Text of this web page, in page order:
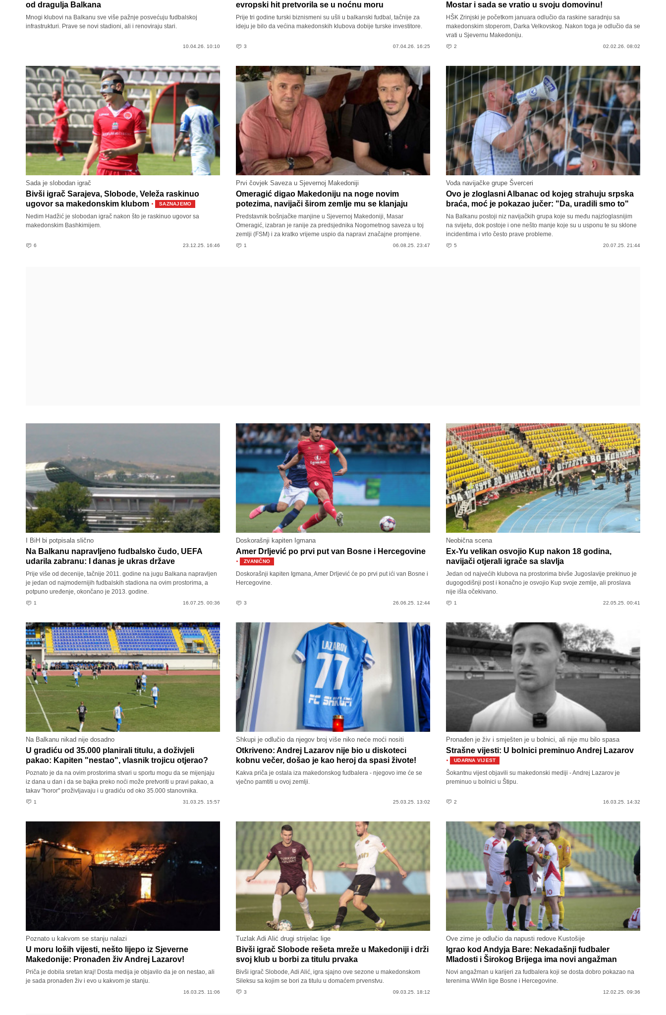
od dragulja Balkana
Mnogi klubovi na Balkanu sve više pažnje posvećuju fudbalskoj
infrastrukturi. Prave se novi stadioni, ali i renoviraju stari.
10.04.26. 10:10
evropski hit pretvorila se u noćnu moru
Prije tri godine turski biznismeni su ušli u balkanski fudbal, tačnije za
ideju je bilo da većina makedonskih klubova dobije turske investitore.
3 07.04.26. 16:25
Mostar i sada se vratio u svoju domovinu!
HŠK Zrinjski je početkom januara odlučio da raskine saradnju sa
makedonskim stoperom, Darka Velkovskog. Nakon toga je odlučio da se
vrati u Sjevernu Makedoniju.
2 02.02.26. 08:02
Sada je slobodan igrač
Bivši igrač Sarajeva, Slobode, Veleža raskinuo
ugovor sa makedonskim klubom · SAZNAJEMO
Nedim Hadžić je slobodan igrač nakon što je raskinuo ugovor sa
makedonskim Bashkimijem.
6 23.12.25. 16:46
Prvi čovjek Saveza u Sjevernoj Makedoniji
Omeragić digao Makedoniju na noge novim
potezima, navijači širom zemlje mu se klanjaju
Predstavnik bošnjačke manjine u Sjevernoj Makedoniji, Masar
Omeragić, izabran je ranije za predsjednika Nogometnog saveza u toj
zemlji (FSM) i za kratko vrijeme uspio da napravi značajne promjene.
1 06.08.25. 23:47
Vođa navijačke grupe Šverceri
Ovo je zloglasni Albanac od kojeg strahuju srpska
braća, moć je pokazao jučer: "Da, uradili smo to"
Na Balkanu postoji niz navijačkih grupa koje su među najzloglasnijim
na svijetu, dok postoje i one nešto manje koje su u usponu te su sklone
incidentima i vrlo često prave probleme.
5 20.07.25. 21:44
I BiH bi potpisala slično
Na Balkanu napravljeno fudbalsko čudo, UEFA
udarila zabranu: I danas je ukras države
Prije više od decenije, tačnije 2011. godine na jugu Balkana napravljen
je jedan od najmodernijih fudbalskih stadiona na ovim prostorima, a
potpuno uređenje, okončano je 2013. godine.
1 16.07.25. 00:36
Doskorašnji kapiten Igmana
Amer Drljević po prvi put van Bosne i Hercegovine
· ZVANIČNO
Doskorašnji kapiten Igmana, Amer Drljević će po prvi put ići van Bosne i
Hercegovine.
3 26.06.25. 12:44
Neobična scena
Ex-Yu velikan osvojio Kup nakon 18 godina,
navijači otjerali igrače sa slavlja
Jedan od najvećih klubova na prostorima bivše Jugoslavije prekinuo je
dugogodišnji post i konačno je osvojio Kup svoje zemlje, ali proslava
nije išla očekivano.
1 22.05.25. 00:41
Na Balkanu nikad nije dosadno
U gradiću od 35.000 planirali titulu, a doživjeli
pakao: Kapiten "nestao", vlasnik trojicu otjerao?
Poznato je da na ovim prostorima stvari u sportu mogu da se mijenjaju
iz dana u dan i da se bajka preko noći može pretvoriti u pravi pakao, a
takav "horor" proživljavaju i u gradiću od oko 35.000 stanovnika.
1 31.03.25. 15:57
Shkupi je odlučio da njegov broj više niko neće moći nositi
Otkriveno: Andrej Lazarov nije bio u diskoteci
kobnu večer, došao je kao heroj da spasi živote!
Kakva priča je ostala iza makedonskog fudbalera - njegovo ime će se
vječno pamtiti u ovoj zemlji.
25.03.25. 13:02
Pronađen je živ i smješten je u bolnici, ali nije mu bilo spasa
Strašne vijesti: U bolnici preminuo Andrej Lazarov
· UDARNA VIJEST
Šokantnu vijest objavili su makedonski mediji - Andrej Lazarov je
preminuo u bolnici u Štipu.
2 16.03.25. 14:32
Poznato u kakvom se stanju nalazi
U moru loših vijesti, nešto lijepo iz Sjeverne
Makedonije: Pronađen živ Andrej Lazarov!
Priča je dobila sretan kraj! Dosta medija je objavilo da je on nestao, ali
je sada pronađen živ i evo u kakvom je stanju.
16.03.25. 11:06
Tuzlak Adi Alić drugi strijelac lige
Bivši igrač Slobode rešeta mreže u Makedoniji i drži
svoj klub u borbi za titulu prvaka
Bivši igrač Slobode, Adi Alić, igra sjajno ove sezone u makedonskom
Sileksu sa kojim se bori za titulu u domaćem prvenstvu.
3 09.03.25. 18:12
Ove zime je odlučio da napusti redove Kustošije
Igrao kod Andyja Bare: Nekadašnji fudbaler
Mladosti i Širokog Brijega ima novi angažman
Novi angažman u karijeri za fudbalera koji se dosta dobro pokazao na
terenima WWin lige Bosne i Hercegovine.
12.02.25. 09:36